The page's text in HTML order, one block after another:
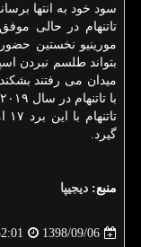
سود خود به انتها
تاتنهام در حالی
مورینیو نخستین
با تاتنهام در سال ۲۰۱۹ موفق به كسب پیروزی نشده بود.
گیرد.
منبع: دیجیپا
1398/09/06